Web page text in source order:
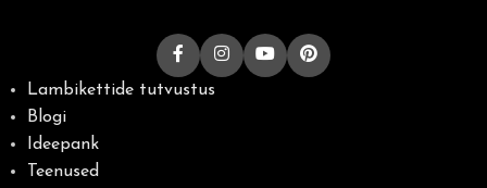
Lambikettide tutvustus
Blogi
Ideepank
Teenused